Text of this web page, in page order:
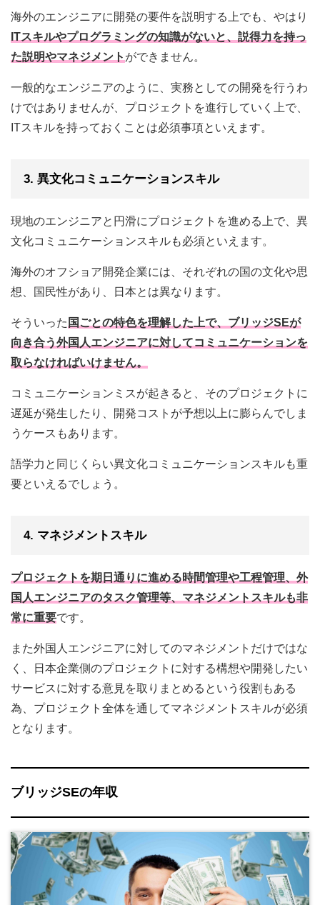
海外のエンジニアに開発の要件を説明する上でも、やはり
ITスキルやプログラミングの知識がないと、説得力を持っ
た説明やマネジメント ができません。
一般的なエンジニアのように、実務としての開発を行うわ
けではありませんが、プロジェクトを進行していく上で、
ITスキルを持っておくことは必須事項といえます。
3. 異文化コミュニケーションスキル
現地のエンジニアと円滑にプロジェクトを進める上で、異
文化コミュニケーションスキルも必須といえます。
海外のオフショア開発企業には、それぞれの国の文化や思
想、国民性があり、日本とは異なります。
そういった 国ごとの特色を理解した上で、ブリッジSEが
向き合う外国人エンジニアに対してコミュニケーションを
取らなければいけません。
コミュニケーションミスが起きると、そのプロジェクトに
遅延が発生したり、開発コストが予想以上に膨らんでしま
うケースもあります。
語学力と同じくらい異文化コミュニケーションスキルも重
要といえるでしょう。
4. マネジメントスキル
プロジェクトを期日通りに進める時間管理や工程管理、外
国人エンジニアのタスク管理等、マネジメントスキルも非
常に重要です。
また外国人エンジニアに対してのマネジメントだけではな
く、日本企業側のプロジェクトに対する構想や開発したい
サービスに対する意見を取りまとめるという役割もある
為、プロジェクト全体を通してマネジメントスキルが必須
となります。
ブリッジSEの年収